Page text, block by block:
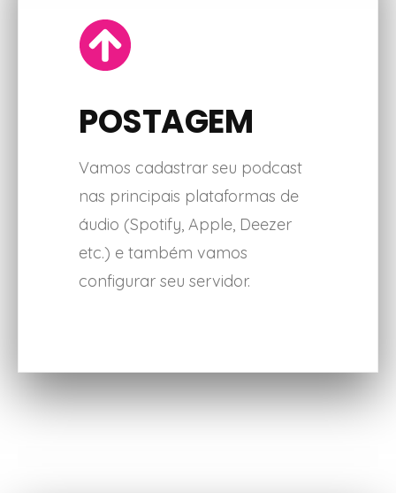
POSTAGEM
Vamos cadastrar seu podcast
nas principais plataformas de
áudio (Spotify, Apple, Deezer
etc.) e também vamos
configurar seu servidor.